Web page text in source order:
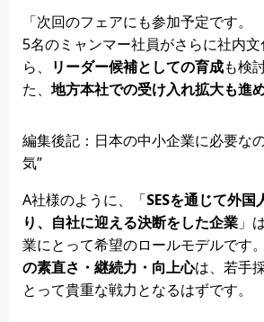
「次回のフェアにも参加予定です。
5名のミャンマー社員がさらに社内
ら、
リーダー候補としての育成も検
た、 地方本社での受け入れ拡大も進
編集後記：日本の中小企業に必要な
気”
A社様のように、「SESを通じて外
り、自社に迎える決断をした企業 」
業にとって希望のロールモデルです。
の素直さ・継続力・向上心は、若手
とって貴重な戦力となるはずです。